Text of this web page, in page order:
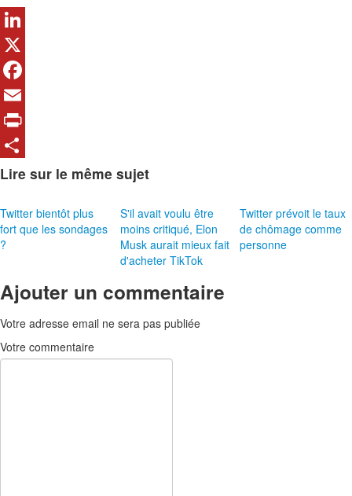
LinkedIn
X
Facebook
Email
Print
Share
Lire sur le même sujet
Twitter bientôt plus
fort que les sondages
?
S'il avait voulu être
moins critiqué, Elon
Musk aurait mieux fait
d'acheter TikTok
Twitter prévoit le taux
de chômage comme
personne
Ajouter un commentaire
Votre adresse email ne sera pas publiée
Votre commentaire